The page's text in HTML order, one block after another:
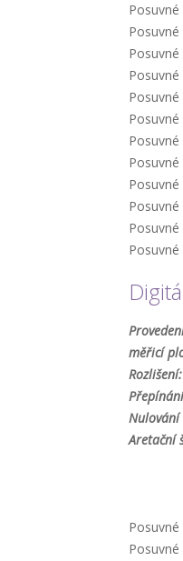
měřicí
Nulování
Aretační